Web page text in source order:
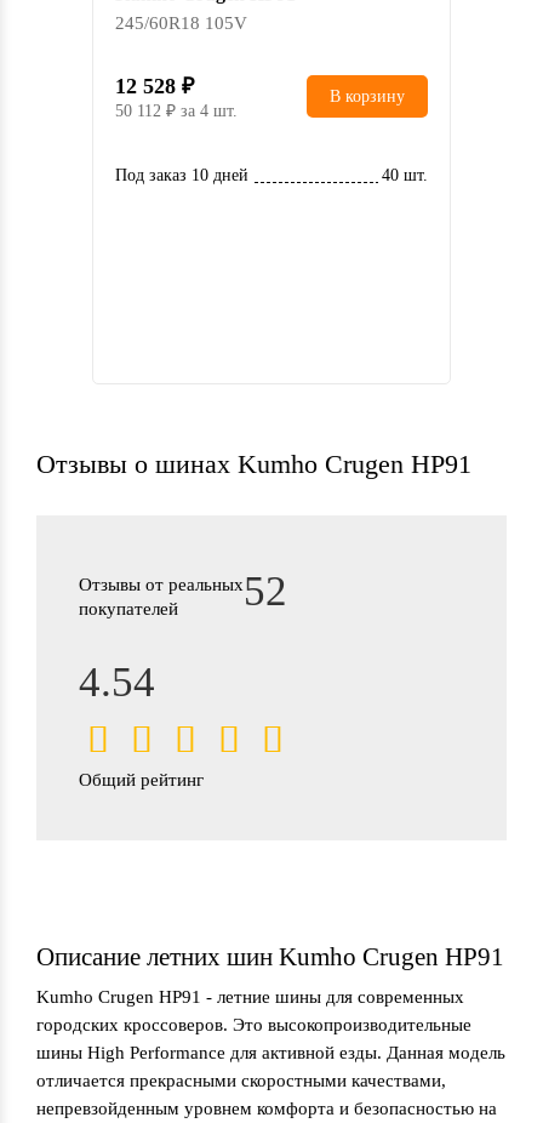
245/60R18 105V
12 528
50 112 за 4 шт.
В корзину
Под заказ 10 дней 40 шт.
Отзывы о шинах Kumho Crugen HP91
52
Отзывы от реальных
покупателей
4.54
Общий рейтинг
Описание летних шин Kumho Crugen HP91
Kumho Crugen HP91 - летние шины для современных
городских кроссоверов. Это высокопроизводительные
шины High Performance для активной езды. Данная модель
отличается прекрасными скоростными качествами,
непревзойденным уровнем комфорта и безопасностью на